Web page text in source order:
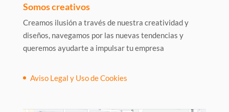
Somos creativos
Creamos ilusión a través de nuestra creatividad y
diseños, navegamos por las nuevas tendencias y
queremos ayudarte a impulsar tu empresa
Aviso Legal y Uso de Cookies